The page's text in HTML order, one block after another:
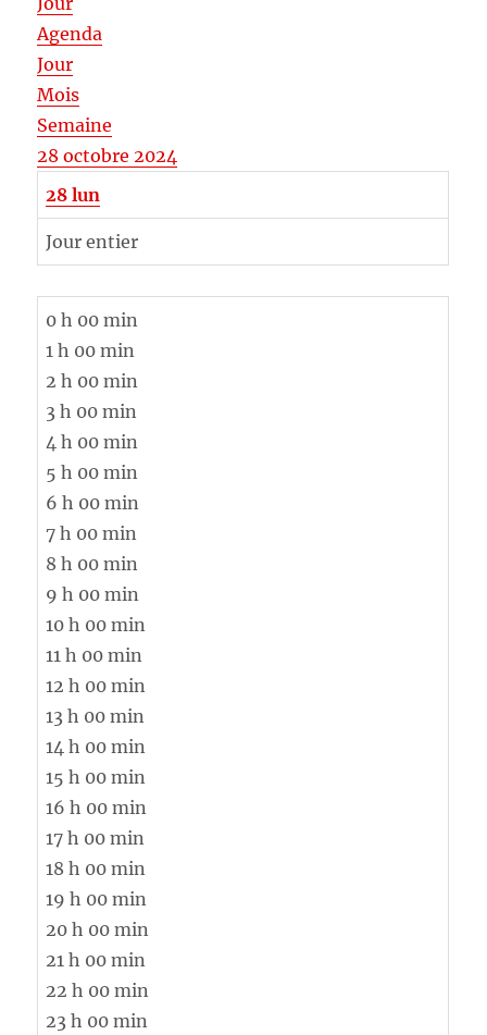
Agenda
Jour
Mois
Semaine
28 octobre 2024
28 lun
Jour entier
0 h 00 min
1 h 00 min
2 h 00 min
3 h 00 min
4 h 00 min
5 h 00 min
6 h 00 min
7 h 00 min
8 h 00 min
9 h 00 min
10 h 00 min
11 h 00 min
12 h 00 min
13 h 00 min
14 h 00 min
15 h 00 min
16 h 00 min
17 h 00 min
18 h 00 min
19 h 00 min
20 h 00 min
21 h 00 min
22 h 00 min
23 h 00 min